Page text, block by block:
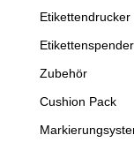
Etikettendrucker
Etikettenspender
Zubehör
Cushion Pack